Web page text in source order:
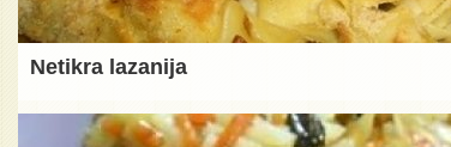
Netikra lazanija